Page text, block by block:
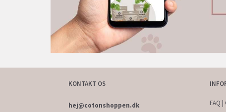
KONTAKT OS
hej@cotonshoppen.dk
FAQ